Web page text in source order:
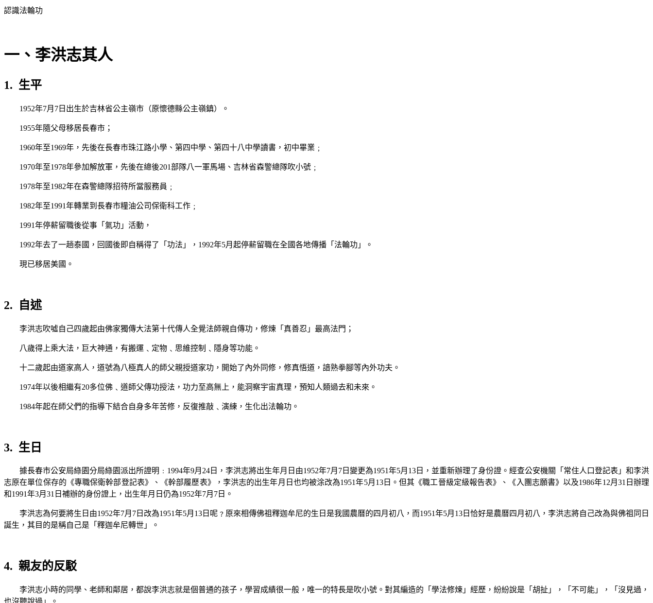
認識法輪功
一、李洪志其人
1. 生平
1952年7月 7 日出生於吉林省公主嶺市（原懷德縣公主嶺鎮）。
1955年隨父母移居長春市；
1960年至1969年，先後在長春市珠江路小學、第四中學、第四十八中學讀書，初中畢業﹔
1970年至1978年參加解放軍，先後在總後201部隊八一軍馬場、吉林省森警總隊吹小號﹔
1978年至1982年在森警總隊招待所當服務員﹔
1982年至1991年轉業到長春市糧油公司保衛科工作﹔
1991年停薪留職後從事「氣功」活動，
1992年去了一趟泰國，回國後即自稱得了「功法」， 1992年5月起停薪留職在全國各地傳播「法輪功」。
現已移居美國。
2. 自述
李洪志吹噓自己四歲起由佛家獨傳大法第十代傳人全覺法師親自傳功，修煉「真善忍」最高法門；
八歲得上乘大法，巨大神通，有搬運﹑定物﹑思維控制﹑隱身等功能。
十二歲起由道家高人，道號為八極真人的師父親授道家功，開始了內外同修，修真悟道，諳熟拳腳等內外功夫。
1974年以後相繼有20多位佛﹑道師父傳功授法，功力至高無上，能洞察宇宙真理，預知人類過去和未來。
1984年起在師父們的指導下結合自身多年苦修，反復推敲﹑演練，生化出法輪功。
3. 生日
據長春市公安局綠園分局綠園派出所證明﹕ 1994年9月 24 日，李洪志將出生年月日由1952年7月 7 日變更為1951年5月 13 日，並重新辦理了身份證。經查公安機關「常住人口登記表」和李洪
志原在單位保存的《專職保衛幹部登記表》、《幹部履歷表》，李洪志的出生年月日也均被涂改為1951年5月 13日。但其《職工晉級定級報告表》、《入團志願書》以及1986年12月 31 日辦理
和1991年3月 31 日補辦的身份證上，出生年月日仍為1952年7月 7 日。
李洪志為何要將生日由1952年7月 7 日改為1951年5月 13 日呢﹖原來相傳佛祖釋迦牟尼的生日是我國農曆的四月初八，而1951年5月 13 日恰好是農曆四月初八，李洪志將自己改為與佛祖同日
誕生，其目的是稱自己是「釋迦牟尼轉世」。
4. 親友的反駁
李洪志小時的同學、老師和鄰居，都說李洪志就是個普通的孩子，學習成績很一般，唯一的特長是吹小號。對其編造的「學法修煉」經歷，紛紛說是「胡扯」，「不可能」，「沒見過，